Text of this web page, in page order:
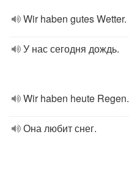
Wir haben gutes Wetter.
У нас сегодня дождь.
Wir haben heute Regen.
Она любит снег.